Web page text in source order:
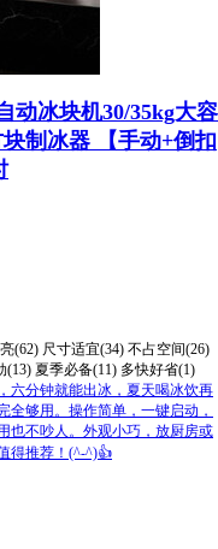
动冰块机30/35kg大容
制冰器 【手动+倒扣
(62) 尺寸适宜(34) 不占空间(26)
(13) 夏季必备(11) 多快好省(1)
六分钟就能出冰，夏天喝冰饮再
够用。操作简单，一键启动，
也不吵人。外观小巧，放厨房或
得推荐！(^-^)👍